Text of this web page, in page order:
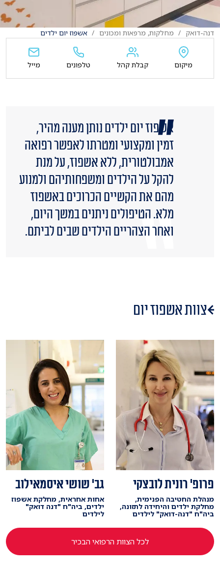
דנה-דואק מחלקות, מרפאות ומכונים אשפוז יום ילדים
אשפוז יום ילדים נותן מענה מהיר,
זמין ומקצועי ומטרתו לאפשר רפואה
אמבולטורית, ללא אשפוז, על מנת
להקל על הילדים ומשפחותיהם ולמנוע
מהם את הקשיים הכרוכים באשפוז
מלא. הטיפולים ניתנים במשך היום,
ואחר הצהריים הילדים שבים לביתם.
צוות אשפוז יום
לכל הצוות הרפואי הבכיר
פרופ' רונית לובצקי
מנהלת החטיבה הפנימית,
מחלקת ילדים והיחידה לתזונה,
ביה"ח "דנה-דואק" לילדים
גב' שושי איסמאילוב
אחות אחראית, מחלקת אשפוז
ילדים, ביה"ח "דנה דואק"
לילדים
מיקום קבלת קהל טלפונים מייל